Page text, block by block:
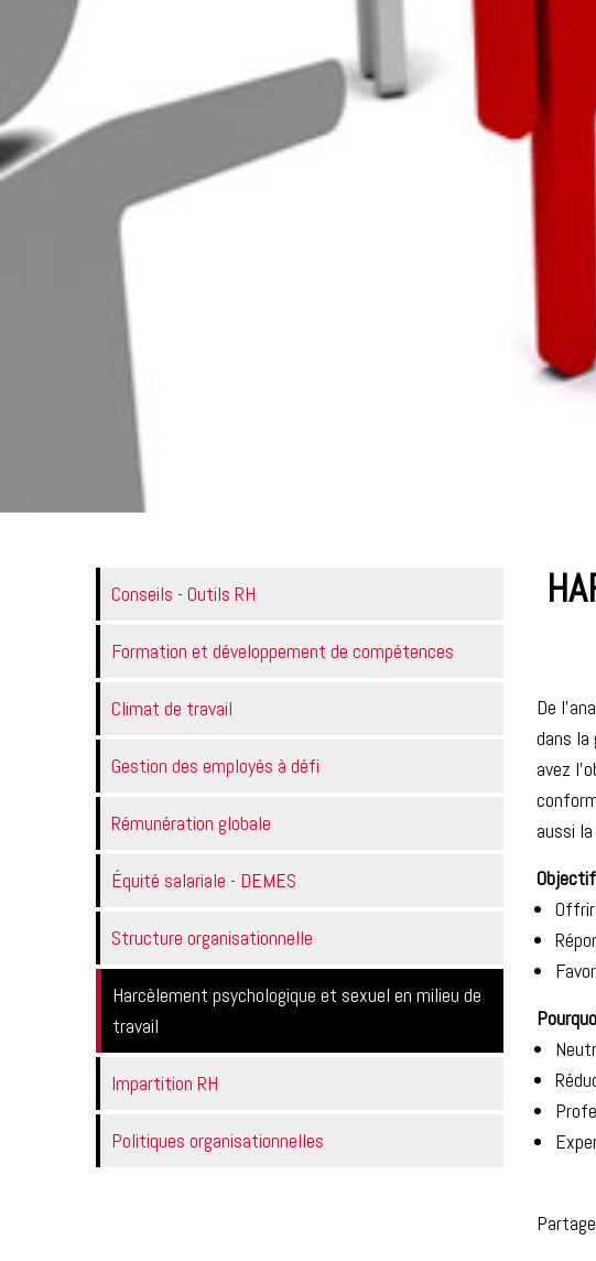
Conseils - Outils RH
Formation et développement de compétences
Climat de travail
Gestion des employés à défi
Rémunération globale
Équité salariale - DEMES
Structure organisationnelle
Harcèlement psychologique et sexuel en milieu de
travail
Impartition RH
Politiques organisationnelles
De
dans la
avez
aussi